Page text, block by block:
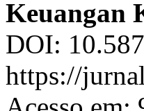
Keuangan
DOI:
https://